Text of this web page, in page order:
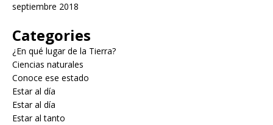
septiembre 2018
Categories
¿En qué lugar de la Tierra?
Ciencias naturales
Conoce ese estado
Estar al día
Estar al día
Estar al tanto